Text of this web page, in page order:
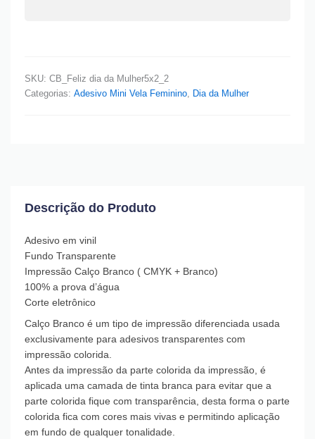
SKU: CB_Feliz dia da Mulher5x2_2
Categorias: Adesivo Mini Vela Feminino, Dia da Mulher
Descrição do Produto
Adesivo em vinil
Fundo Transparente
Impressão Calço Branco ( CMYK + Branco)
100% a prova d’água
Corte eletrônico
Calço Branco é um tipo de impressão diferenciada usada
exclusivamente para adesivos transparentes com
impressão colorida.
Antes da impressão da parte colorida da impressão, é
aplicada uma camada de tinta branca para evitar que a
parte colorida fique com transparência, desta forma o parte
colorida fica com cores mais vivas e permitindo aplicação
em fundo de qualquer tonalidade.